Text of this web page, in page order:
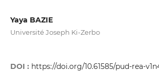
Yaya BAZIE
Université Joseph Ki-Zerbo
DOI : https://doi.org/10.61585/pud-rea-